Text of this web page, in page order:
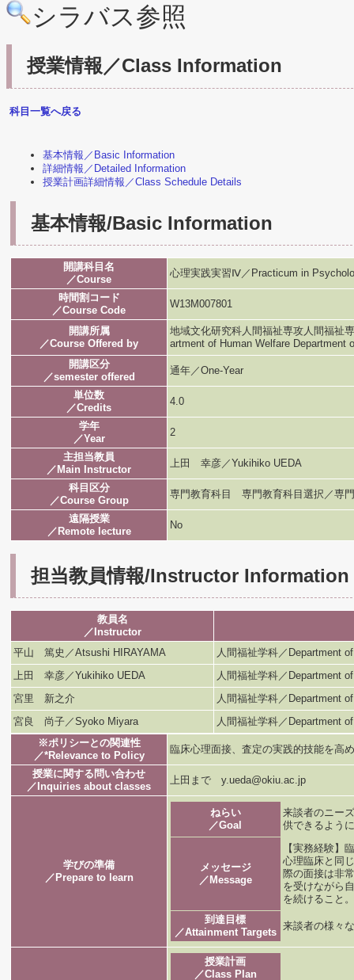
シラバス参照
授業情報／Class Information
科目一覧へ戻る
基本情報／Basic Information
詳細情報／Detailed Information
授業計画詳細情報／Class Schedule Details
基本情報/Basic Information
開講科目名
／Course
心理実践実習Ⅳ／Practicum in
時間割コード
／Course Code
W13M007801
開講所属
／Course Offered by
地域文化研究科人間福祉専攻人間福祉
artment of Human Welfare Department
開講区分
／semester offered
通年／One-Year
単位数
／Credits
4.0
学年
／Year
2
主担当教員
／Main Instructor
上田 幸彦／Yukihiko UEDA
科目区分
／Course Group
専門教育科目 専門教育科目選択／専
遠隔授業
／Remote lecture
No
担当教員情報/Instructor Information
教員名
／Instructor
平山 篤史／Atsushi HIRAYAMA
人間福祉学科／Department
上田 幸彦／Yukihiko UEDA
人間福祉学科／Department
宮里 新之介
人間福祉学科／Department
宮良 尚子／Syoko Miyara
人間福祉学科／Department
※ポリシーとの関連性
／*Relevance to Policy
臨床心理面接、査定の実践的技能を高
授業に関する問い合わせ
／Inquiries about classes
上田まで y.ueda@okiu.ac.jp
学びの準備
／Prepare to learn
ねらい
／Goal
来談者のニー
供できるよう
メッセージ
／Message
【実務経験】
心理臨床と同
際の面接は非
を受けながら
を続けること
到達目標
／Attainment Targets
来談者の様々
授業計画
／Class Plan